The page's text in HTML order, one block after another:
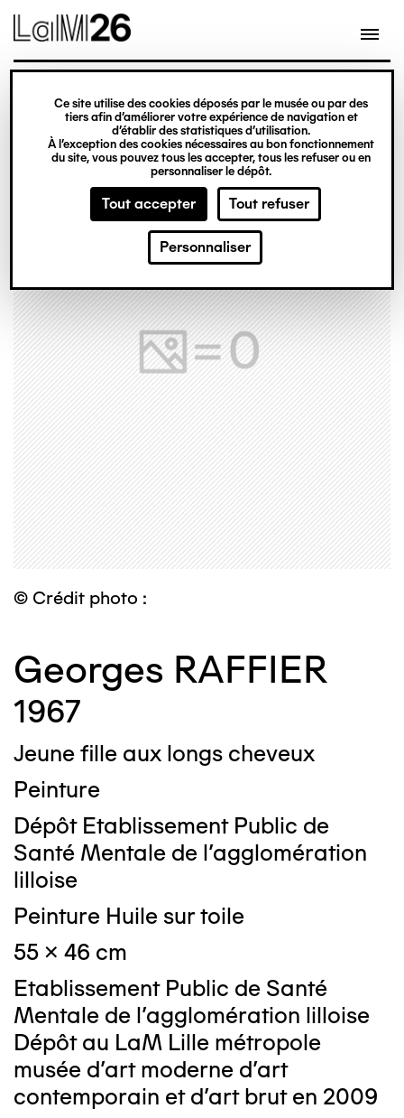
Gestion des cookies
Ce site utilise des cookies déposés par le musée ou par des
tiers afin d’améliorer votre expérience de navigation et
d’établir des statistiques d’utilisation.
À l’exception des cookies nécessaires au bon fonctionnement
du site, vous pouvez tous les accepter, tous les refuser ou en
personnaliser le dépôt.
Tout accepter Tout refuser
Personnaliser
contenu
© Crédit photo :
Georges RAFFIER
1967
Jeune fille aux longs cheveux
Peinture
Dépôt Etablissement Public de
Santé Mentale de l'agglomération
lilloise
Peinture Huile sur toile
55 x 46 cm
Etablissement Public de Santé
Mentale de l'agglomération lilloise
Dépôt au LaM Lille métropole
musée d’art moderne d’art
contemporain et d’art brut en 2009